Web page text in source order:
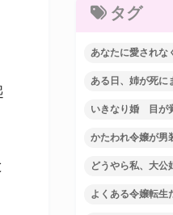
タグ
あなたに愛されな
ある日、姉が死に
いきなり婚 目が
かたわれ令嬢が男
どうやら私、大公
よくある令嬢転生